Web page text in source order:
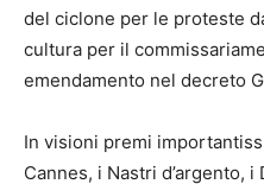
del ciclone per le proteste
cultura per il
emendamento nel decreto
In visioni premi
Cannes, i Nastri d’argento,